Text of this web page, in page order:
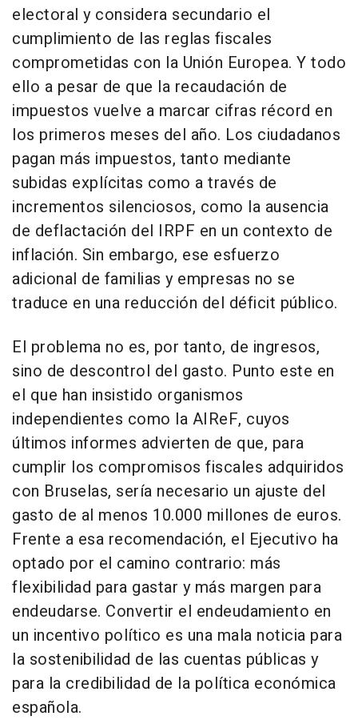
electoral y considera secundario el
cumplimiento de las reglas fiscales
comprometidas con la Unión Europea. Y todo
ello a pesar de que la recaudación de
impuestos vuelve a marcar cifras récord en
los primeros meses del año. Los ciudadanos
pagan más impuestos, tanto mediante
subidas explícitas como a través de
incrementos silenciosos, como la ausencia
de deflactación del IRPF en un contexto de
inflación. Sin embargo, ese esfuerzo
adicional de familias y empresas no se
traduce en una reducción del déficit público.
El problema no es, por tanto, de ingresos,
sino de descontrol del gasto. Punto este en
el que han insistido organismos
independientes como la AIReF, cuyos
últimos informes advierten de que, para
cumplir los compromisos fiscales adquiridos
con Bruselas, sería necesario un ajuste del
gasto de al menos 10.000 millones de euros.
Frente a esa recomendación, el Ejecutivo ha
optado por el camino contrario: más
flexibilidad para gastar y más margen para
endeudarse. Convertir el endeudamiento en
un incentivo político es una mala noticia para
la sostenibilidad de las cuentas públicas y
para la credibilidad de la política económica
española.